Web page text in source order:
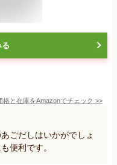
格と在庫をAmazonでチェック >>
ごだしはいかがでしょ
便利です。